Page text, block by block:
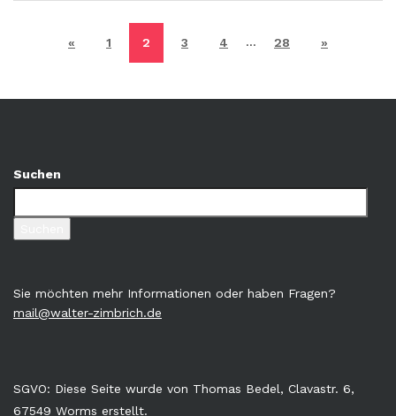
« 1 2 3 4 … 28 »
Suchen
Sie möchten mehr Informationen oder haben Fragen?
mail@walter-zimbrich.de
SGVO: Diese Seite wurde von Thomas Bedel, Clavastr. 6,
67549 Worms erstellt.